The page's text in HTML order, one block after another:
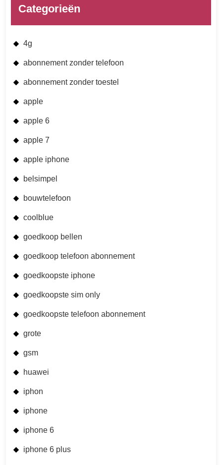
Categorieën
4g
abonnement zonder telefoon
abonnement zonder toestel
apple
apple 6
apple 7
apple iphone
belsimpel
bouwtelefoon
coolblue
goedkoop bellen
goedkoop telefoon abonnement
goedkoopste iphone
goedkoopste sim only
goedkoopste telefoon abonnement
grote
gsm
huawei
iphon
iphone
iphone 6
iphone 6 plus